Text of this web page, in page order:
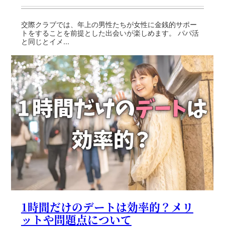
交際クラブでは、年上の男性たちが女性に金銭的サポー
トをすることを前提とした出会いが楽しめます。 パパ活
と同じとイメ...
1時間だけのデートは効率的？メリ
ットや問題点について